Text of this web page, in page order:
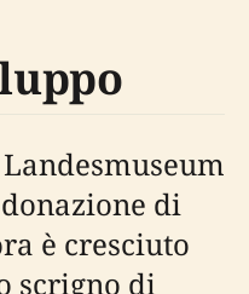
di
è cresciuto
scrigno di